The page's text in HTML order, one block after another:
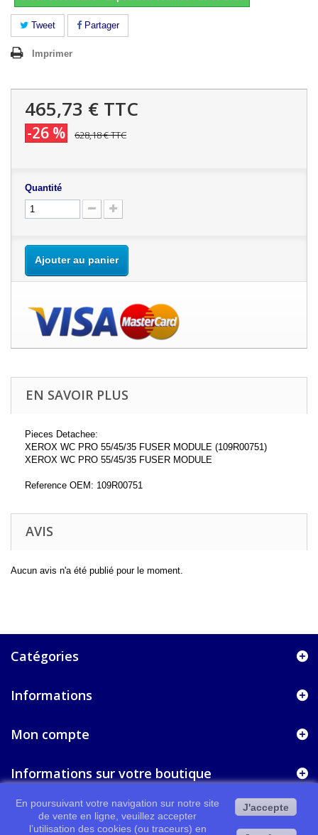
Tweet Partager
Imprimer
465,73 € TTC
-26 % 628,18 €TTC
Quantité
Ajouter au panier
EN SAVOIR PLUS
Pieces Detachee:
XEROX WC PRO 55/45/35 FUSER MODULE (109R00751)
XEROX WC PRO 55/45/35 FUSER MODULE
Reference OEM: 109R00751
AVIS
Aucun avis n'a été publié pour le moment.
Catégories
Informations
Mon compte
Informations sur votre boutique
En poursuivant votre navigation sur notre site
de vente en ligne, veuillez accepter
l’utilisation des cookies (ou traceurs) en
J'accepte